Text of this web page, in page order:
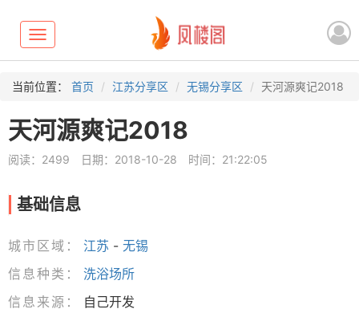
Toggle
navigation
当前位置： 首页 江苏分享区 无锡分享区 天河源爽记2018
天河源爽记2018
阅读：2499 日期：2018-10-28 时间：21:22:05
基础信息
城市区域： 江苏 - 无锡
信息种类：
洗浴场所
信息来源：
自己开发